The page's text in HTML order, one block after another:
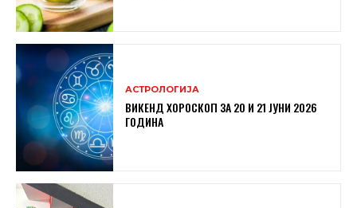
АСТРОЛОГИЈА
ВИКЕНД ХОРОСКОП ЗА 20 И 21 ЈУНИ 2026
ГОДИНА